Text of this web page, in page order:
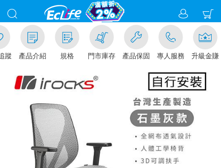
蹤 產品介紹 規格 門市庫存 產品保固 專人服務 升級金賺